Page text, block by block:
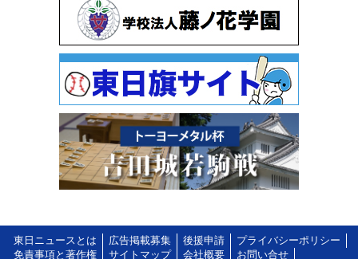
東日ニュースとは 広告掲載募集 後援申請
プライバシーポリシー
免責事項と著作権
サイトマップ 会社概要 お問い合せ